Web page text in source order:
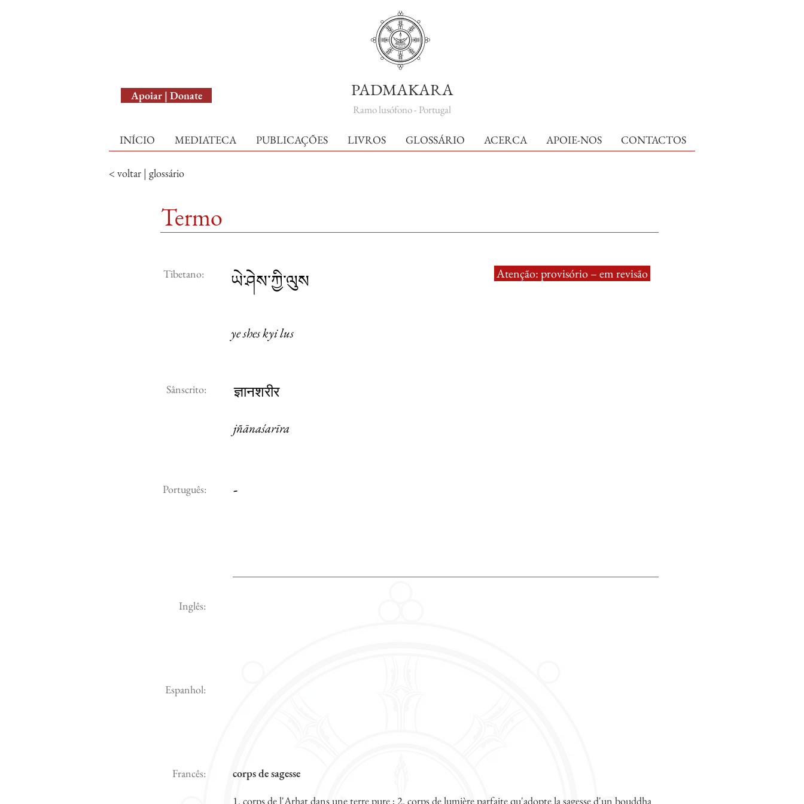
Apoiar | Donate PADMAKARA
Ramo lusófono - Portugal
INÍCIO MEDIATECA PUBLICAÇÕES LIVROS GLOSSÁRIO ACERCA APOIE-NOS CONTACTOS
< voltar | glossário
Termo
Tibetano: ཡེ་ཤེས་ཀྱི་ལུས
ye shes kyi lus
Atenção: provisório – em revisão
Sânscrito: ज्ञानशरीर
jñānaśarīra
Português: -
Inglês:
Espanhol:
Francês:
corps de sagesse
1. corps de l'Arhat dans une terre pure ; 2. corps de lumière parfaite qu'adopte la sagesse d'un bouddha